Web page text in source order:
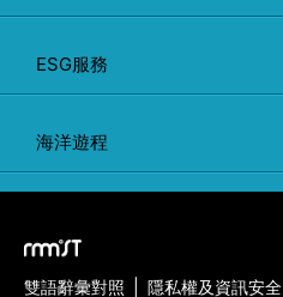
ESG服務
海洋遊程
雙語辭彙對照 隱私權及資訊安全